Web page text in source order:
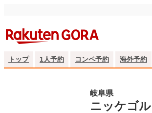
トップ 1人予約 コンペ予約 海外予約
岐阜県
ニッケゴ